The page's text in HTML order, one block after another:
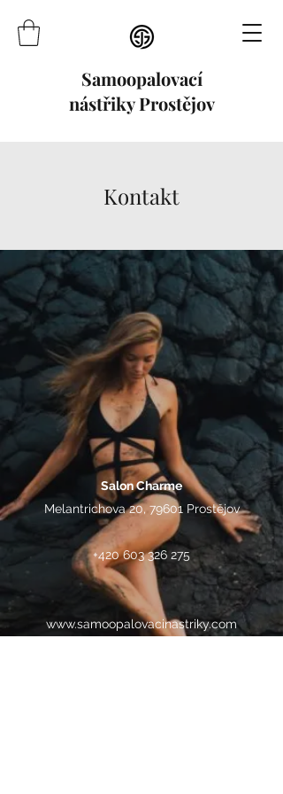
Samoopalovací
nástřiky Prostějov
Kontakt
Salon Charme
Melantrichova 20, 79601 Prostějov
+420 603 326 275
www.samoopalovacinastriky.com